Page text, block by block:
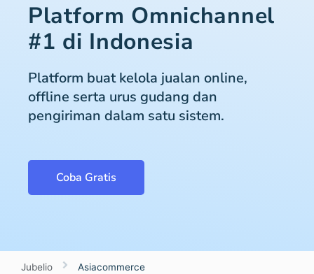
Platform Omnichannel
#1 di Indonesia
Platform buat kelola jualan online,
offline serta urus gudang dan
pengiriman dalam satu sistem.
Coba Gratis
Jubelio Asiacommerce